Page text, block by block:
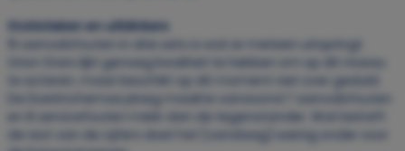
Statistieken en uitblinkers
15 aanvalsfouten in drie sets is wat er meteen uitspringt.
Orion Stars lijkt genoeg kwaliteit te hebben om op dit niveau
te acteren, maar beschikt op dit moment niet over geduld.
De Doetinchemse ploeg maakte vanavond 7 aanvalsfouten
en 8 servicefouten méér dan de tegenstander. Wat betreft
de rest van de cijfers doet het (vandaag) weinig onder voor